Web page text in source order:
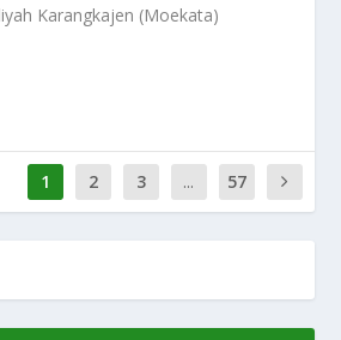
Karangkajen (Moekata)
1 2 3 ... 57